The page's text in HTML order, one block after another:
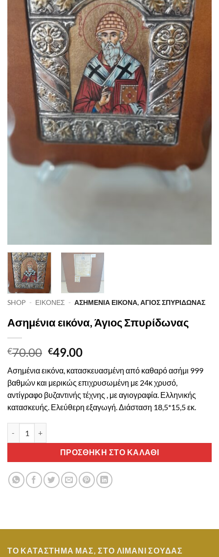
SHOP - ΕΙΚΟΝΕΣ - ΑΣΗΜΈΝΙΑ ΕΙΚΌΝΑ, ΆΓΙΟΣ ΣΠΥΡΊΔΩΝΑΣ
Ασημένια εικόνα, Άγιος Σπυρίδωνας
€70.00 Original
was:
€70.00.
€49.00Η
τιμή
είναι:
€49.00.
Ασημένια εικόνα, κατασκευασμένη από καθαρό ασήμι 999
βαθμών και μερικώς επιχρυσωμένη με 24κ χρυσό,
αντίγραφο βυζαντινής τέχνης , με αγιογραφία. Ελληνικής
κατασκευής. Ελεύθερη εξαγωγή. Διάσταση 18,5*15,5 εκ.
ΠΡΟΣΘΉΚΗ ΣΤΟ ΚΑΛΆΘΙ
ΤΟ ΚΑΤΑΣΤΗΜΑ ΜΑΣ, ΣΤΟ ΛΙΜΑΝΙ ΣΟΥΔΑΣ